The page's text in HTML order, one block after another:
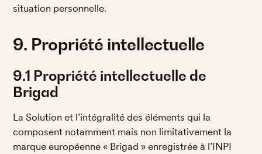
situation personnelle.
9. Propriété intellectuelle
9.1 Propriété intellectuelle de
Brigad
La Solution et l’intégralité des éléments qui la
composent notamment mais non limitativement la
marque européenne « Brigad » enregistrée à l’INPI